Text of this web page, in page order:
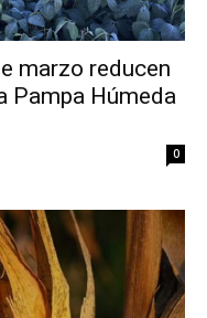
marzo reducen
Pampa Húmeda
0